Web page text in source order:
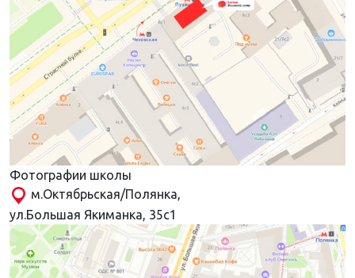
Фотографии школы
м.Октябрьская/Полянка,
ул.Большая Якиманка, 35с1